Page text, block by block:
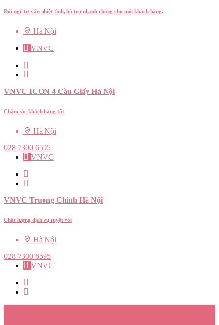
Đội ngũ tư vấn nhiệt tình, hỗ trợ nhanh chóng cho mỗi khách hàng.
Hà Nội
VNVC
VNVC ICON 4 Cầu Giấy Hà Nội
Chăm sóc khách hàng tốt
Hà Nội
028 7300 6595
VNVC
VNVC Truong Chinh Hà Nội
Chất lượng dịch vụ tuyệt vời
Hà Nội
028 7300 6595
VNVC